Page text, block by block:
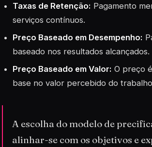
Taxas de Retenção: Pagamento
serviços contínuos.
Preço Baseado em Desempenho:
baseado nos resultados alcançados.
Preço Baseado em Valor: O preço
base no valor percebido do
A escolha do modelo de
alinhar-se com os objetivos e